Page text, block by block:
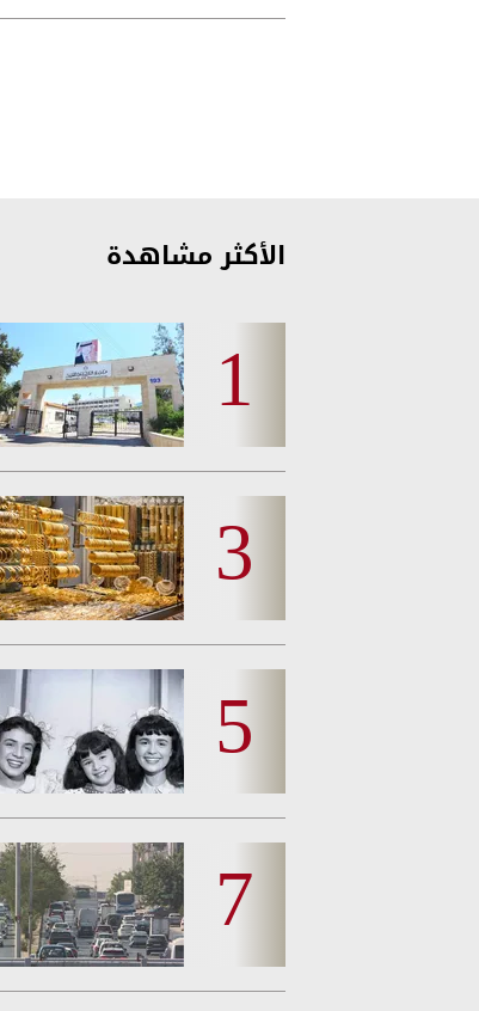
الأكثر مشاهدة